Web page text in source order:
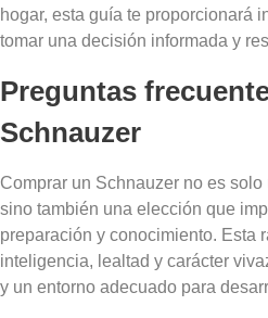
hogar, esta guía te proporcionará
tomar una decisión informada y
Preguntas
Schnauzer
Comprar un Schnauzer no es
sino también una elección que
preparación y conocimiento. Esta
inteligencia, lealtad y carácter
y un entorno adecuado para